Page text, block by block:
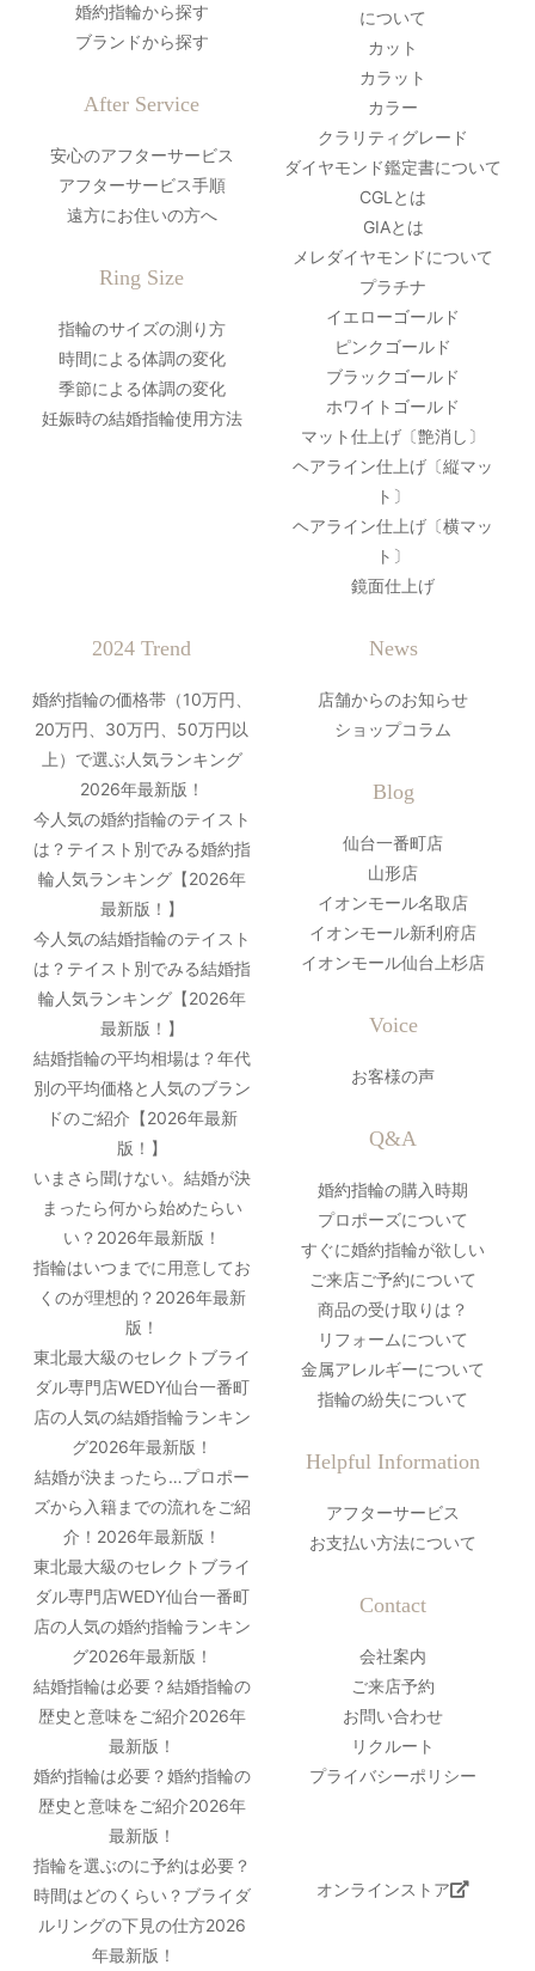
婚約指輪から探す
ブランドから探す
After Service
安心のアフターサービス
アフターサービス手順
遠方にお住いの方へ
Ring Size
指輪のサイズの測り方
時間による体調の変化
季節による体調の変化
妊娠時の結婚指輪使用方法
について
カット
カラット
カラー
クラリティグレード
ダイヤモンド鑑定書について
CGLとは
GIAとは
メレダイヤモンドについて
プラチナ
イエローゴールド
ピンクゴールド
ブラックゴールド
ホワイトゴールド
マット仕上げ〔艶消し〕
ヘアライン仕上げ〔縦マッ
ト〕
ヘアライン仕上げ〔横マッ
ト〕
鏡面仕上げ
2024 Trend
婚約指輪の価格帯（10万円、
20万円、30万円、50万円以
上）で選ぶ人気ランキング
2026年最新版！
今人気の婚約指輪のテイスト
は？テイスト別でみる婚約指
輪人気ランキング【2026年
最新版！】
今人気の結婚指輪のテイスト
は？テイスト別でみる結婚指
輪人気ランキング【2026年
最新版！】
結婚指輪の平均相場は？年代
別の平均価格と人気のブラン
ドのご紹介【2026年最新
版！】
いまさら聞けない。結婚が決
まったら何から始めたらい
い？2026年最新版！
指輪はいつまでに用意してお
くのが理想的？2026年最新
版！
東北最大級のセレクトブライ
ダル専門店WEDY仙台一番町
店の人気の結婚指輪ランキン
グ2026年最新版！
結婚が決まったら…プロポー
ズから入籍までの流れをご紹
介！2026年最新版！
東北最大級のセレクトブライ
ダル専門店WEDY仙台一番町
店の人気の婚約指輪ランキン
グ2026年最新版！
結婚指輪は必要？結婚指輪の
歴史と意味をご紹介2026年
最新版！
婚約指輪は必要？婚約指輪の
歴史と意味をご紹介2026年
最新版！
指輪を選ぶのに予約は必要？
時間はどのくらい？ブライダ
ルリングの下見の仕方2026
年最新版！
News
店舗からのお知らせ
ショップコラム
Blog
仙台一番町店
山形店
イオンモール名取店
イオンモール新利府店
イオンモール仙台上杉店
Voice
お客様の声
Q&A
婚約指輪の購入時期
プロポーズについて
すぐに婚約指輪が欲しい
ご来店ご予約について
商品の受け取りは？
リフォームについて
金属アレルギーについて
指輪の紛失について
Helpful Information
アフターサービス
お支払い方法について
Contact
会社案内
ご来店予約
お問い合わせ
リクルート
プライバシーポリシー
オンラインストア